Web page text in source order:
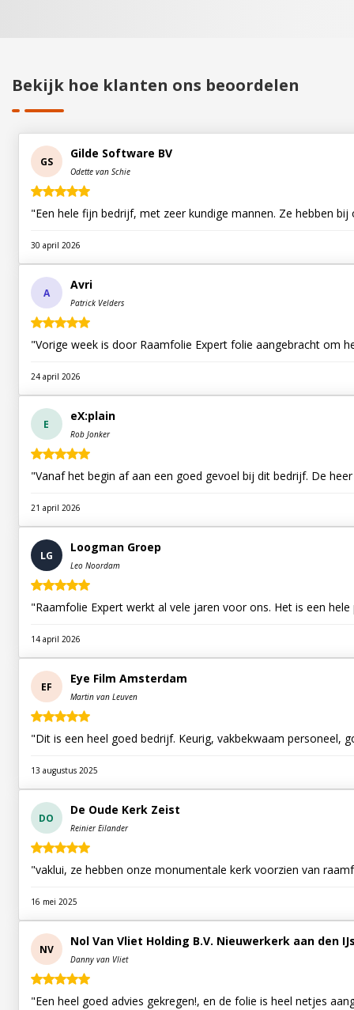
Bekijk hoe klanten ons beoordelen
GS
Gilde Software BV
Odette van Schie
"Een hele fijn bedrijf, met zeer kundige mannen. Ze hebben
30 april 2026
A
Avri
Patrick Velders
"Vorige week is door Raamfolie Expert folie aangebracht om
24 april 2026
E
eX:plain
Rob Jonker
"Vanaf het begin af aan een goed gevoel bij dit bedrijf. De
21 april 2026
LG
Loogman Groep
Leo Noordam
"Raamfolie Expert werkt al vele jaren voor ons. Het is een
14 april 2026
EF
Eye Film Amsterdam
Martin van Leuven
"Dit is een heel goed bedrijf. Keurig, vakbekwaam personeel,
13 augustus 2025
DO
De Oude Kerk Zeist
Reinier Eilander
"vaklui, ze hebben onze monumentale kerk voorzien van
16 mei 2025
NV
Nol Van Vliet Holding B.V. Nieuwerkerk aan den
Danny van Vliet
"Een heel goed advies gekregen!, en de folie is heel netjes